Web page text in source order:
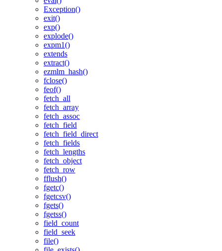
Exception()
exit()
exp()
explode()
expm1()
extends
extract()
ezmlm_hash()
fclose()
feof()
fetch_all
fetch_array
fetch_assoc
fetch_field
fetch_field_direct
fetch_fields
fetch_lengths
fetch_object
fetch_row
fflush()
fgetc()
fgetcsv()
fgets()
fgetss()
field_count
field_seek
file()